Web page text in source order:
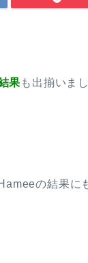
果 も出揃いま
の結果に